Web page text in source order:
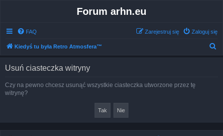
Forum arhn.eu
FAQ Zaloguj się
Zarejestruj się
Kiedyś tu była Retro Atmosfera™
Usuń ciasteczka witryny
Czy na pewno chcesz usunąć wszystkie ciasteczka utworzone przez tę
witrynę?